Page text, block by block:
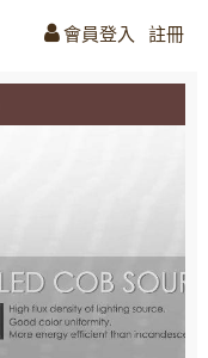
會員登入 註冊